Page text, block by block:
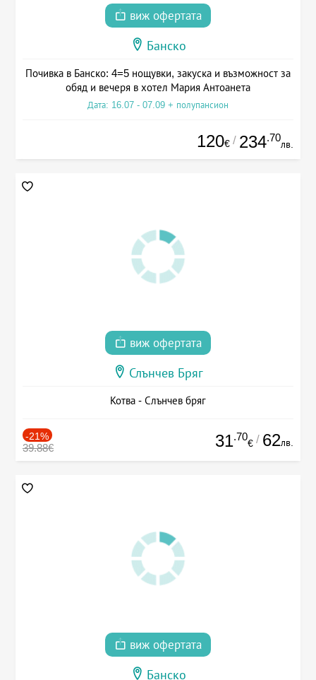
виж офертата
Банско
Почивка в Банско: 4=5 нощувки, закуска и възможност за
обяд и вечеря в хотел Мария Антоанета
Дата: 16.07 - 07.09 + полупансион
120€ / 234.70
лв.
виж офертата
Слънчев Бряг
Котва - Слънчев бряг
-21%
39.88€ 31.70
€ / 62лв.
виж офертата
Банско